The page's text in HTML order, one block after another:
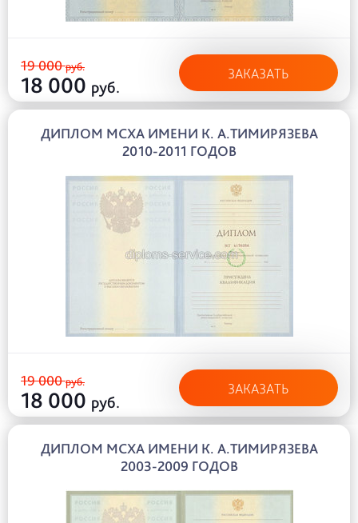
19 000руб.
18 000 руб.
ЗАКАЗАТЬ
ДИПЛОМ МСХА ИМЕНИ К. А.ТИМИРЯЗЕВА
2010-2011 ГОДОВ
19 000руб.
18 000 руб.
ЗАКАЗАТЬ
ДИПЛОМ МСХА ИМЕНИ К. А.ТИМИРЯЗЕВА
2003-2009 ГОДОВ